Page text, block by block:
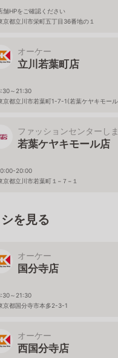
舗HPをご確認ください
京都立川市栄町五丁目36番地の１
オーケー
立川若葉町店
～21:30
京都立川市若葉町1-7-1(若葉ケヤキモー
ファッションセンターし
若葉ケヤキモール店
20:00
京都立川市若葉町１−７−１
を見る
オーケー
国分寺店
～21:30
京都国分寺市本多2-3-1
オーケー
西国分寺店